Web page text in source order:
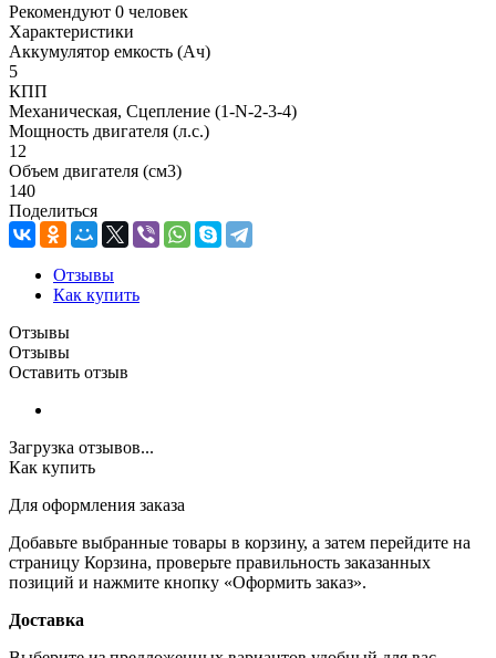
Рекомендуют 0 человек
Характеристики
Аккумулятор емкость (Ач)
5
КПП
Механическая, Сцепление (1-N-2-3-4)
Мощность двигателя (л.с.)
12
Объем двигателя (см3)
140
Поделиться
Отзывы
Как купить
Отзывы
Отзывы
Оставить отзыв
Загрузка отзывов...
Как купить
Для оформления заказа
Добавьте выбранные товары в корзину, а затем перейдите на
страницу Корзина, проверьте правильность заказанных
позиций и нажмите кнопку «Оформить заказ».
Доставка